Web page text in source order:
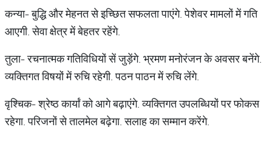
कन्या- बुद्धि और मेहनत से इच्छित सफलता पाएंगे. पेशेवर मामलों में गति
आएगी. सेवा क्षेत्र में बेहतर रहेंगे.
तुला- रचनात्मक गतिविधियों सें जुड़ेंगे. भ्रमण मनोरंजन के अवसर बनेंगे.
व्यक्तिगत विषयों में रुचि रहेगी. पठन पाठन में रुचि लेंगे.
वृश्चिक- श्रेष्ठ कार्यां को आगे बढ़ाएंगे. व्यक्तिगत उपलब्धियों पर फोकस
रहेगा. परिजनों से तालमेल बढ़ेगा. सलाह का सम्मान करेंगे.